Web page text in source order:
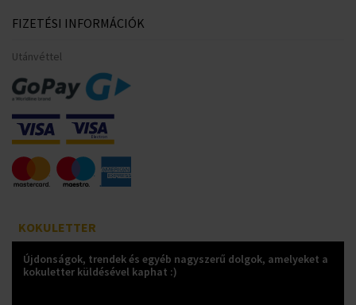
FIZETÉSI INFORMÁCIÓK
Utánvéttel
KOKULETTER
Újdonságok, trendek és egyéb nagyszerű dolgok, amelyeket a
kokuletter küldésével kaphat :)